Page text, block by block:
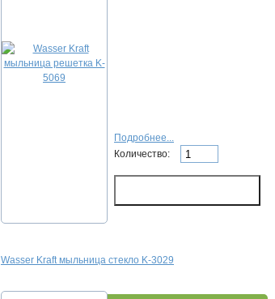
Подробнее...
Количество:
Wasser Kraft мыльница стекло K-3029